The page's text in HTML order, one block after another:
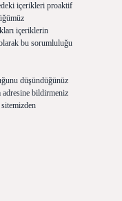
içerikleri proaktif
içeriklerin
bu sorumluluğu
düşündüğünüz
adresine bildirmeniz